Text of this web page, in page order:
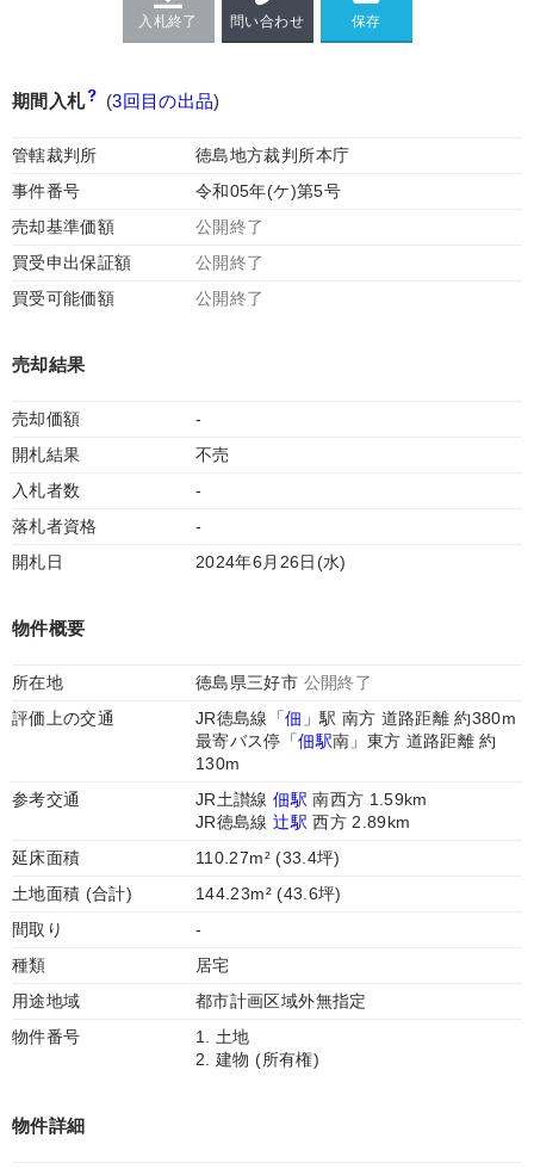
入札終了 問い合わせ
期間入札 (3回目の出品)
管轄裁判所
徳島地方裁判所本庁
事件番号
令和05年(ケ)第5号
売却基準価額
公開終了
買受申出保証額
公開終了
買受可能価額
公開終了
売却結果
売却価額
-
開札結果
不売
入札者数
-
落札者資格
-
開札日
2024年6月26日(水)
物件概要
所在地 徳島県三好市 公開終了
評価上の交通
JR徳島線「佃 」駅 南方 道路距離 約380m
最寄バス停「佃駅南」東方 道路距離 約
130m
参考交通
JR土讃線佃駅 南西方 1.59km
JR徳島線辻駅 西方 2.89km
延床面積
110.27m² (33.4坪)
土地面積 (合計)
144.23m² (43.6坪)
間取り
-
種類
居宅
用途地域
都市計画区域外無指定
物件番号
1. 土地
2. 建物 (所有権)
物件詳細